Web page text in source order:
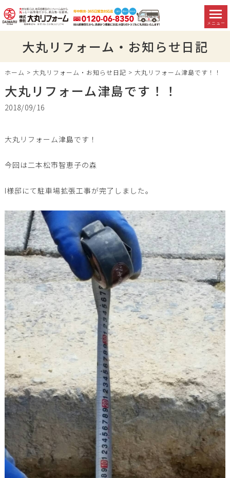
メニュー
大丸リフォーム・お知らせ日記
ホーム > 大丸リフォーム・お知らせ日記 > 大丸リフォーム津島です！！
大丸リフォーム津島です！！
2018/09/16
大丸リフォーム津島です！
今回は二本松市智恵子の森
I様邸にて駐車場拡張工事が完了しました。